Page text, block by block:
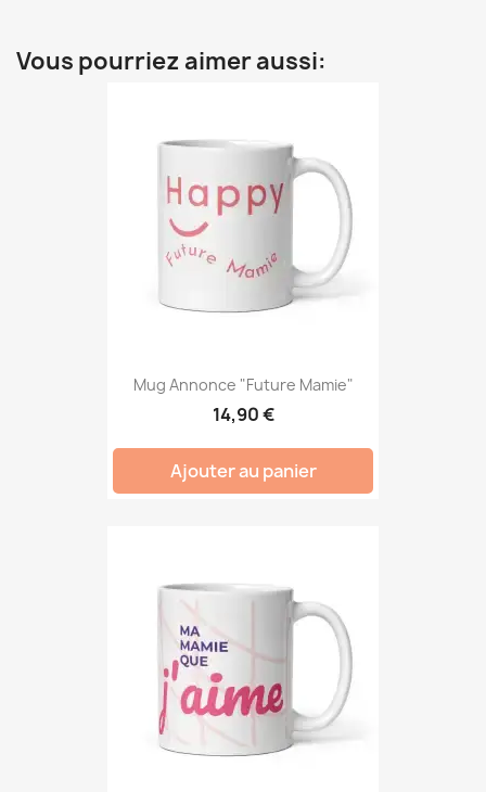
Vous pourriez aimer aussi:
Mug Annonce "Future Mamie"
14,90 €
Ajouter au panier